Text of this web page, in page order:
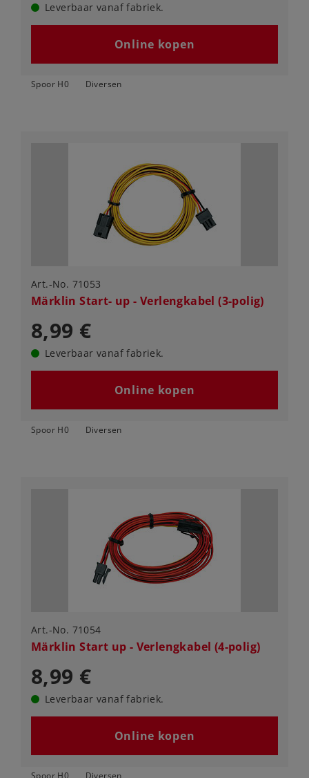
Leverbaar vanaf fabriek.
Online kopen
Spoor H0 Diversen
Art.-No. 71053
Märklin Start- up - Verlengkabel (3-polig)
8,99 €
Leverbaar vanaf fabriek.
Online kopen
Spoor H0 Diversen
Art.-No. 71054
Märklin Start up - Verlengkabel (4-polig)
8,99 €
Leverbaar vanaf fabriek.
Online kopen